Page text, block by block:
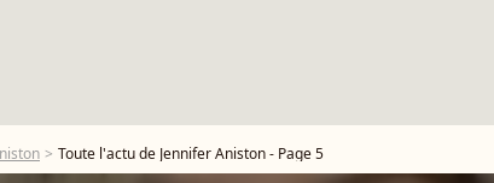
Toute l'actu de Jennifer Aniston - Page 5